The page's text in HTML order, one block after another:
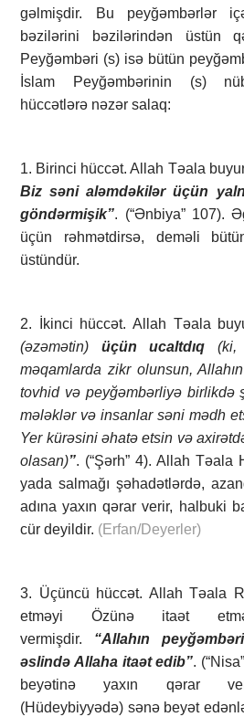
gəlmişdir. Bu peyğəmbərlər
bəzilərini bəzilərindən üstün
Peyğəmbəri (s) isə bütün
İslam Peyğəmbərinin (s)
hüccətlərə nəzər salaq:
1. Birinci hüccət. Allah Təala
Biz səni aləmdəkilər üçün
göndərmişik”. (“Ənbiya” 107).
üçün rəhmətdirsə, deməli
üstündür.
2. İkinci hüccət. Allah Təala
(əzəmətin) üçün ucaltdıq (ki,
məqamlarda zikr olunsun,
tovhid və peyğəmbərliyə birlikdə
mələklər və insanlar səni mədh
Yer kürəsini əhatə etsin və
olasan)”. (“Şərh” 4). Allah Təala
yada salmağı şəhadətlərdə,
adına yaxın qərar verir, halbuki
cür deyildir. (Erfan/Deyerler)
3. Üçüncü hüccət. Allah Təala
etməyi Özünə itaət
vermişdir. “Allahın
əslində Allaha itaət edib”.
beyətinə yaxın qərar
(Hüdeybiyyədə) sənə beyət